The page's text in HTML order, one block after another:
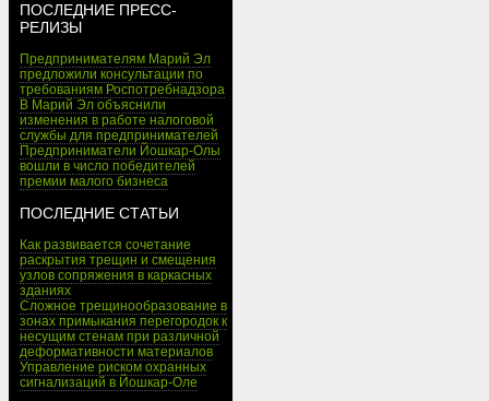
ПОСЛЕДНИЕ ПРЕСС-
РЕЛИЗЫ
Предпринимателям Марий Эл
предложили консультации по
требованиям Роспотребнадзора
В Марий Эл объяснили
изменения в работе налоговой
службы для предпринимателей
Предприниматели Йошкар-Олы
вошли в число победителей
премии малого бизнеса
ПОСЛЕДНИЕ СТАТЬИ
Как развивается сочетание
раскрытия трещин и смещения
узлов сопряжения в каркасных
зданиях
Сложное трещинообразование в
зонах примыкания перегородок к
несущим стенам при различной
деформативности материалов
Управление риском охранных
сигнализаций в Йошкар-Оле